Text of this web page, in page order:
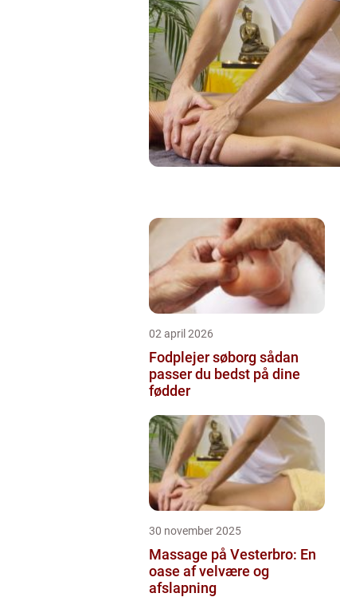
02 april 2026
Fodplejer søborg sådan
passer du bedst på dine
fødder
30 november 2025
Massage på Vesterbro: En
oase af velvære og
afslapning